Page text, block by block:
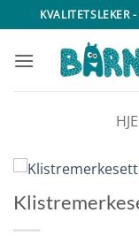
to
content
KVALITETSLEKER